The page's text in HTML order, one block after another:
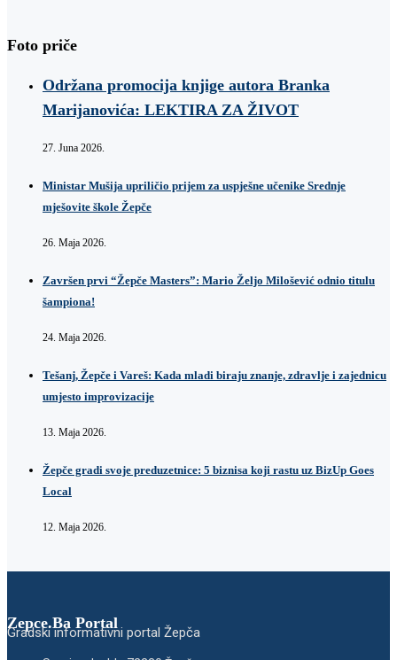
Foto priče
Održana promocija knjige autora Branka
Marijanovića: LEKTIRA ZA ŽIVOT
27. Juna 2026.
Ministar Mušija upriličio prijem za uspješne učenike Srednje
mješovite škole Žepče
26. Maja 2026.
Završen prvi “Žepče Masters”: Mario Željo Milošević odnio titulu
šampiona!
24. Maja 2026.
Tešanj, Žepče i Vareš: Kada mladi biraju znanje, zdravlje i zajednicu
umjesto improvizacije
13. Maja 2026.
Žepče gradi svoje preduzetnice: 5 biznisa koji rastu uz BizUp Goes
Local
12. Maja 2026.
Zepce.Ba Portal
Gradski informativni portal Žepča